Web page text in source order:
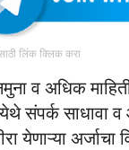
लिंक क्लिक करा
व अधिक
संपर्क साधावा
येणाऱ्या